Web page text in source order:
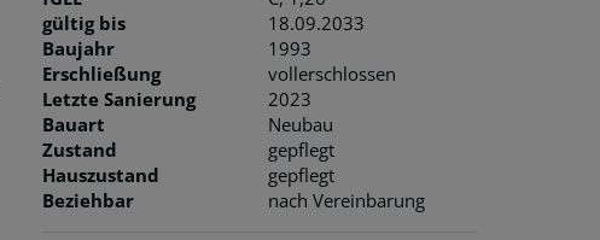
gültig bis
18.09.2033
Baujahr
1993
Erschließung
vollerschlossen
Letzte Sanierung
2023
Bauart
Neubau
Zustand
gepflegt
Hauszustand
gepflegt
Beziehbar
nach Vereinbarung